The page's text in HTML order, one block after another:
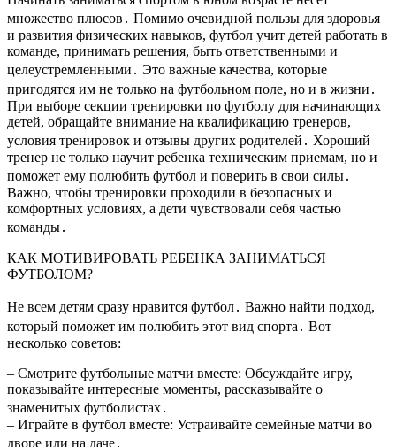
множество плюсов․ Помимо очевидной пользы для здоровья
и развития физических навыков, футбол учит детей работать в
команде, принимать решения, быть ответственными и
целеустремленными․ Это важные качества, которые
пригодятся им не только на футбольном поле, но и в жизни․
При выборе секции тренировки по футболу для начинающих
детей, обращайте внимание на квалификацию тренеров,
условия тренировок и отзывы других родителей․ Хороший
тренер не только научит ребенка техническим приемам, но и
поможет ему полюбить футбол и поверить в свои силы․
Важно, чтобы тренировки проходили в безопасных и
комфортных условиях, а дети чувствовали себя частью
команды․
КАК МОТИВИРОВАТЬ РЕБЕНКА ЗАНИМАТЬСЯ
ФУТБОЛОМ?
Не всем детям сразу нравится футбол․ Важно найти подход,
который поможет им полюбить этот вид спорта․ Вот
несколько советов:
– Смотрите футбольные матчи вместе: Обсуждайте игру,
показывайте интересные моменты, рассказывайте о
знаменитых футболистах․
– Играйте в футбол вместе: Устраивайте семейные матчи во
дворе или на даче․